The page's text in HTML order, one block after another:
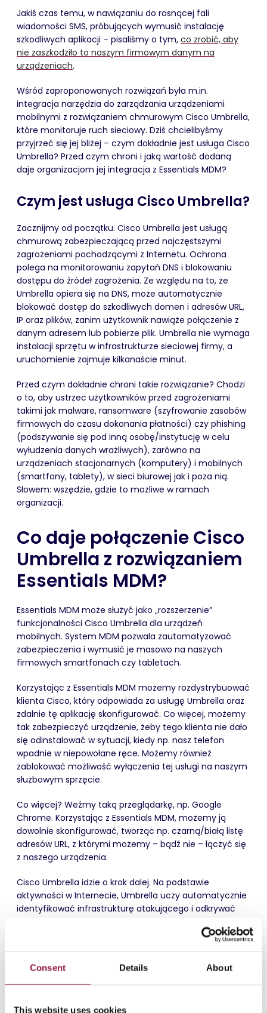
Consent Details About
This website uses cookies
Jakiś czas temu, w nawiązaniu do rosnącej fali
wiadomości SMS, próbujących wymusić instalację
szkodliwych aplikacji – pisaliśmy o tym, co zrobić, aby
nie zaszkodziło to naszym firmowym danym na
urządzeniach.
Wśród zaproponowanych rozwiązań była m.in.
integracja narzędzia do zarządzania urządzeniami
mobilnymi z rozwiązaniem chmurowym Cisco Umbrella,
które monitoruje ruch sieciowy. Dziś chcielibyśmy
przyjrzeć się jej bliżej – czym dokładnie jest usługa Cisco
Umbrella? Przed czym chroni i jaką wartość dodaną
daje organizacjom jej integracja z Essentials MDM?
Czym jest usługa Cisco Umbrella?
Zacznijmy od początku. Cisco Umbrella jest usługą
chmurową zabezpieczającą przed najczęstszymi
zagrożeniami pochodzącymi z Internetu. Ochrona
polega na monitorowaniu zapytań DNS i blokowaniu
dostępu do źródeł zagrożenia. Ze względu na to, że
Umbrella opiera się na DNS, może automatycznie
blokować dostęp do szkodliwych domen i adresów URL,
IP oraz plików, zanim użytkownik nawiąże połączenie z
danym adresem lub pobierze plik. Umbrella nie wymaga
instalacji sprzętu w infrastrukturze sieciowej firmy, a
uruchomienie zajmuje kilkanaście minut.
Przed czym dokładnie chroni takie rozwiązanie? Chodzi
o to, aby ustrzec użytkowników przed zagrożeniami
takimi jak malware, ransomware (szyfrowanie zasobów
firmowych do czasu dokonania płatności) czy phishing
(podszywanie się pod inną osobę/instytucję w celu
wyłudzenia danych wrażliwych), zarówno na
urządzeniach stacjonarnych (komputery) i mobilnych
(smartfony, tablety), w sieci biurowej jak i poza nią.
Słowem: wszędzie, gdzie to możliwe w ramach
organizacji.
Co daje połączenie Cisco
Umbrella z rozwiązaniem
Essentials MDM?
Essentials MDM może służyć jako „rozszerzenie”
funkcjonalności Cisco Umbrella dla urządzeń
mobilnych. System MDM pozwala zautomatyzować
zabezpieczenia i wymusić je masowo na naszych
firmowych smartfonach czy tabletach.
Korzystając z Essentials MDM możemy rozdystrybuować
klienta Cisco, który odpowiada za usługę Umbrella oraz
zdalnie tę aplikację skonfigurować. Co więcej, możemy
tak zabezpieczyć urządzenie, żeby tego klienta nie dało
się odinstalować w sytuacji, kiedy np. nasz telefon
wpadnie w niepowołane ręce. Możemy również
zablokować możliwość wyłączenia tej usługi na naszym
służbowym sprzęcie.
Co więcej? Weźmy taką przeglądarkę, np. Google
Chrome. Korzystając z Essentials MDM, możemy ją
dowolnie skonfigurować, tworząc np. czarną/białą listę
adresów URL, z którymi możemy – bądź nie – łączyć się
z naszego urządzenia.
Cisco Umbrella idzie o krok dalej. Na podstawie
aktywności w Internecie, Umbrella uczy automatycznie
identyfikować infrastrukturę atakującego i odkrywać
rozszerzyć nasze restrykcje bezpieczeństwa np. o
tego, z jakiej aplikacji chcemy korzystać na urządzeniu
– czy to będzie wspomniana przeglądarka Chrome czy